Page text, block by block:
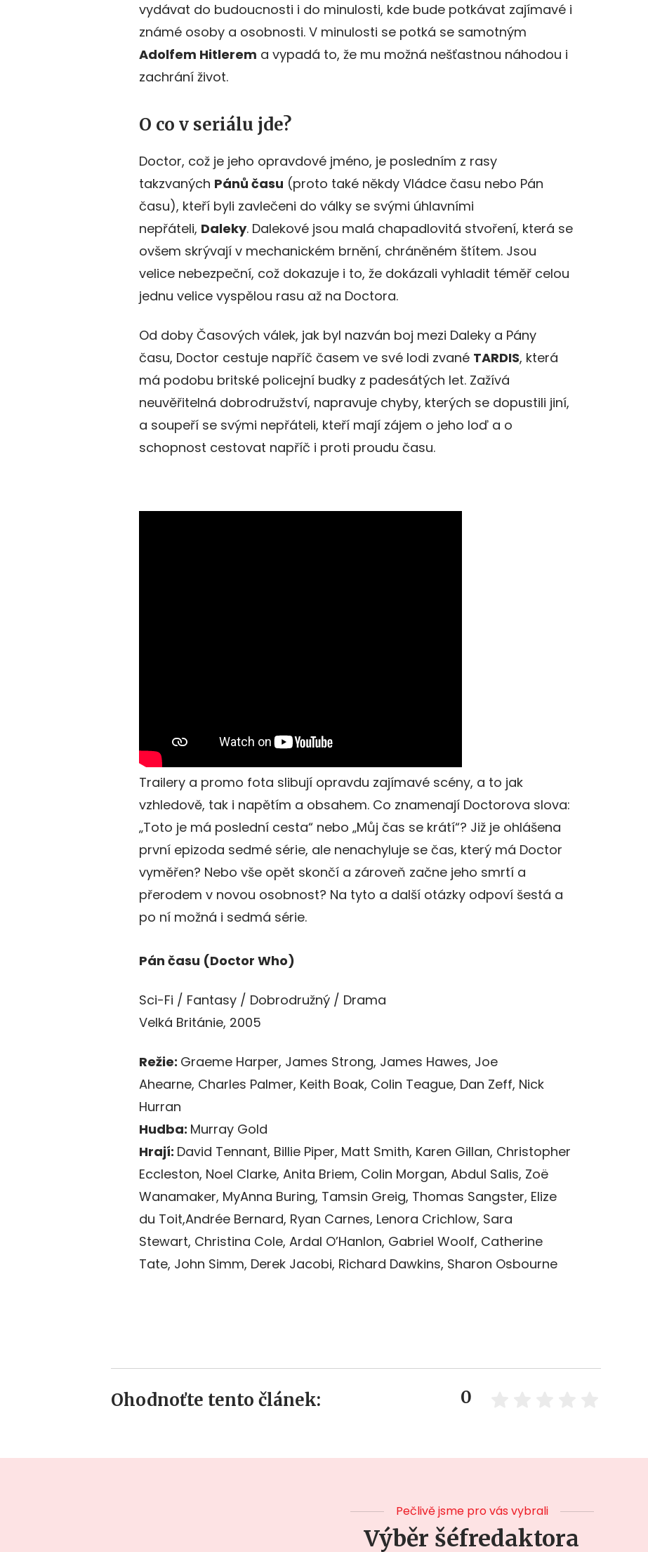
vydávat do budoucnosti i do minulosti, kde bude potkávat zajímavé i
známé osoby a osobnosti. V minulosti se potká se samotným
Adolfem Hitlerem a vypadá to, že mu možná nešťastnou náhodou i
zachrání život.
O co v seriálu jde?
Doctor, což je jeho opravdové jméno, je posledním z rasy
takzvaných Pánů času (proto také někdy Vládce času nebo Pán
času), kteří byli zavlečeni do války se svými úhlavními
nepřáteli, Daleky. Dalekové jsou malá chapadlovitá stvoření, která se
ovšem skrývají v mechanickém brnění, chráněném štítem. Jsou
velice nebezpeční, což dokazuje i to, že dokázali vyhladit téměř celou
jednu velice vyspělou rasu až na Doctora.
Od doby Časových válek, jak byl nazván boj mezi Daleky a Pány
času, Doctor cestuje napříč časem ve své lodi zvané TARDIS, která
má podobu britské policejní budky z padesátých let. Zažívá
neuvěřitelná dobrodružství, napravuje chyby, kterých se dopustili jiní,
a soupeří se svými nepřáteli, kteří mají zájem o jeho loď a o
schopnost cestovat napříč i proti proudu času.
Trailery a promo fota slibují opravdu zajímavé scény, a to jak
vzhledově, tak i napětím a obsahem. Co znamenají Doctorova slova:
„Toto je má poslední cesta“ nebo „Můj čas se krátí“? Již je ohlášena
první epizoda sedmé série, ale nenachyluje se čas, který má Doctor
vyměřen? Nebo vše opět skončí a zároveň začne jeho smrtí a
přerodem v novou osobnost? Na tyto a další otázky odpoví šestá a
po ní možná i sedmá série.
Pán času (Doctor Who)
Sci-Fi / Fantasy / Dobrodružný / Drama
Velká Británie, 2005
Režie: Graeme Harper, James Strong, James Hawes, Joe
Ahearne, Charles Palmer, Keith Boak, Colin Teague, Dan Zeff, Nick
Hurran
Hudba: Murray Gold
Hrají: David Tennant, Billie Piper, Matt Smith, Karen Gillan, Christopher
Eccleston, Noel Clarke, Anita Briem, Colin Morgan, Abdul Salis, Zoë
Wanamaker, MyAnna Buring, Tamsin Greig, Thomas Sangster, Elize
du Toit,Andrée Bernard, Ryan Carnes, Lenora Crichlow, Sara
Stewart, Christina Cole, Ardal O’Hanlon, Gabriel Woolf, Catherine
Tate, John Simm, Derek Jacobi, Richard Dawkins, Sharon Osbourne
Ohodnoťte tento článek: 0
Pečlivě jsme pro vás vybrali
Výběr šéfredaktora